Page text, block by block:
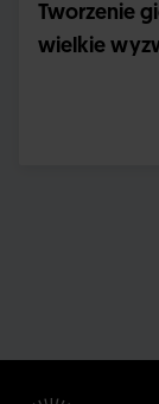
Tworzenie
wielkie